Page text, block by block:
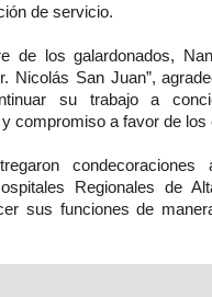
de servicio.
de los galardonados,
Nicolás San Juan”,
su trabajo a
compromiso a favor de los
Regionales de
sus funciones de